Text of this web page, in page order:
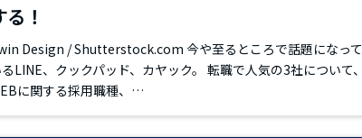
る！
Design / Shutterstock.com 今や至るところで話題になって
LINE、クックパッド、カヤック。 転職で人気の3社について、
に関する採用職種、…